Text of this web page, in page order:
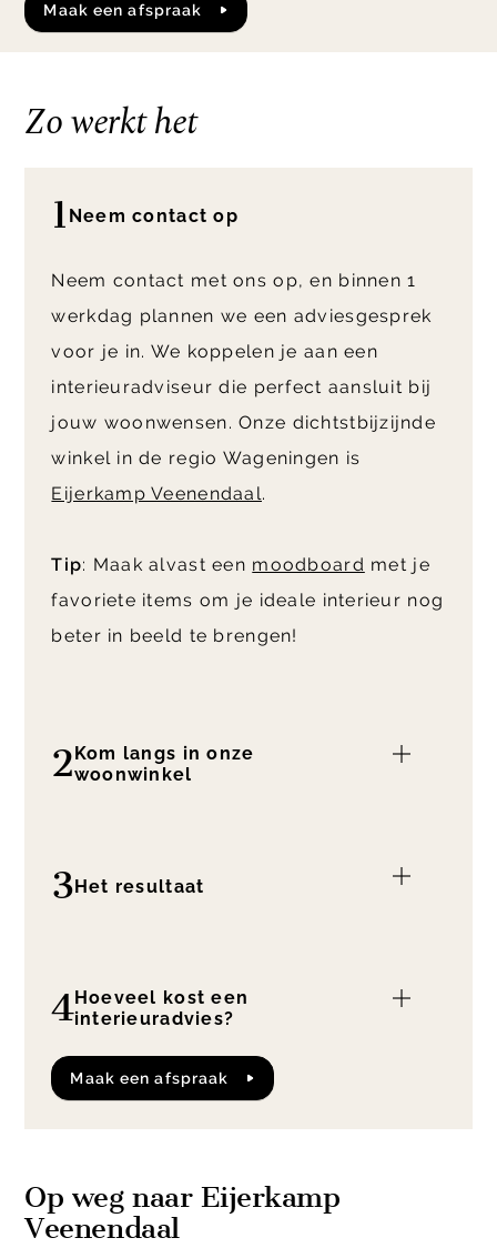
maak een afspraak
Zo werkt het
1 Neem contact op
Neem contact met ons op, en binnen 1
werkdag plannen we een adviesgesprek
voor je in. We koppelen je aan een
interieuradviseur die perfect aansluit bij
jouw woonwensen. Onze dichtstbijzijnde
winkel in de regio Wageningen is
Eijerkamp Veenendaal.
Tip: Maak alvast een moodboard met je
favoriete items om je ideale interieur nog
beter in beeld te brengen!
2 Kom langs in onze
woonwinkel
3Het resultaat
4Hoeveel kost een
interieuradvies?
Maak een afspraak
Op weg naar Eijerkamp
Veenendaal